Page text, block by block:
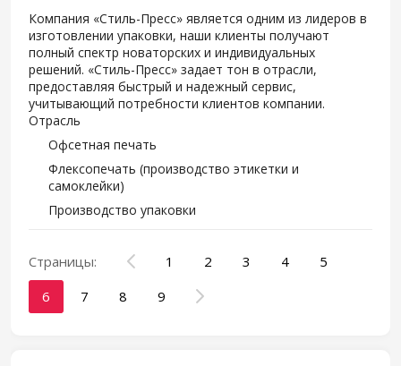
Компания «Стиль-Пресс» является одним из лидеров в
изготовлении упаковки, наши клиенты получают
полный спектр новаторских и индивидуальных
решений. «Стиль-Пресс» задает тон в отрасли,
предоставляя быстрый и надежный сервис,
учитывающий потребности клиентов компании.
Отрасль
Офсетная печать
Флексопечать (производство этикетки и
самоклейки)
Производство упаковки
Страницы: 1 2 3 4
5
6
7 8 9